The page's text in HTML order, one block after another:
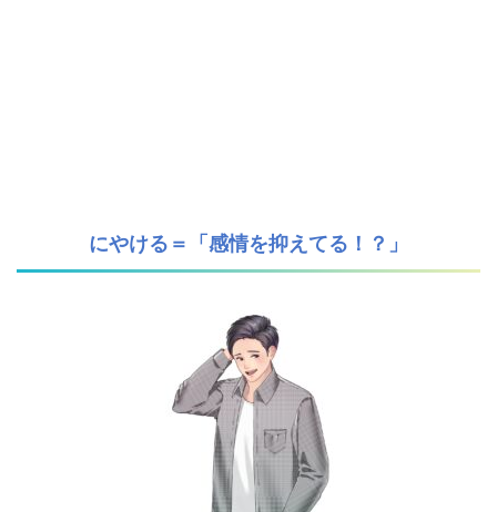
にやける＝「感情を抑えてる！？」